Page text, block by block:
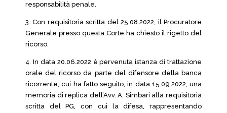
responsabilità penale.
3. Con requisitoria scritta del 25.08.2022, il Procuratore
Generale presso questa Corte ha chiesto il rigetto del
ricorso.
4. In data 20.06.2022 è pervenuta istanza di trattazione
orale del ricorso da parte del difensore della banca
ricorrente, cui ha fatto seguito, in data 15.09.2022, una
memoria di replica dell’Avv. A. Simbari alla requisitoria
scritta del PG, con cui la difesa, rappresentando